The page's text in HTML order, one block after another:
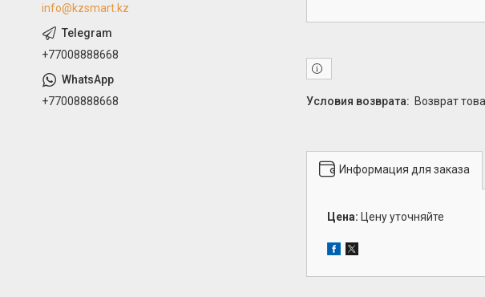
возврат
Информация для заказа
Цена: Цену уточняйте
info@kzsmart.kz
+77008888668
+77008888668